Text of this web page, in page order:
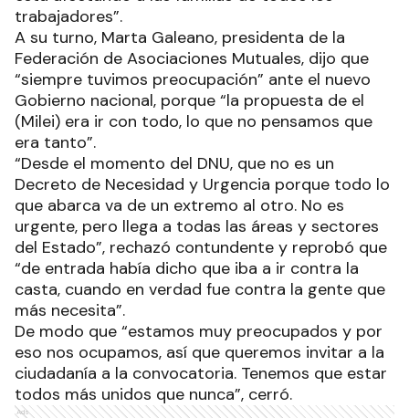
trabajadores”.
A su turno, Marta Galeano, presidenta de la
Federación de Asociaciones Mutuales, dijo que
“siempre tuvimos preocupación” ante el nuevo
Gobierno nacional, porque “la propuesta de el
(Milei) era ir con todo, lo que no pensamos que
era tanto”.
“Desde el momento del DNU, que no es un
Decreto de Necesidad y Urgencia porque todo lo
que abarca va de un extremo al otro. No es
urgente, pero llega a todas las áreas y sectores
del Estado”, rechazó contundente y reprobó que
“de entrada había dicho que iba a ir contra la
casta, cuando en verdad fue contra la gente que
más necesita”.
De modo que “estamos muy preocupados y por
eso nos ocupamos, así que queremos invitar a la
ciudadanía a la convocatoria. Tenemos que estar
todos más unidos que nunca”, cerró.
Ads